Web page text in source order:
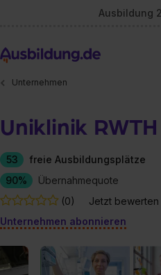
Ausbildung
Unternehmen
Uniklinik
53
freie Ausbildungsplätze
90%
Übernahmequote
(0)
Jetzt bewerten
Unternehmen abonnieren